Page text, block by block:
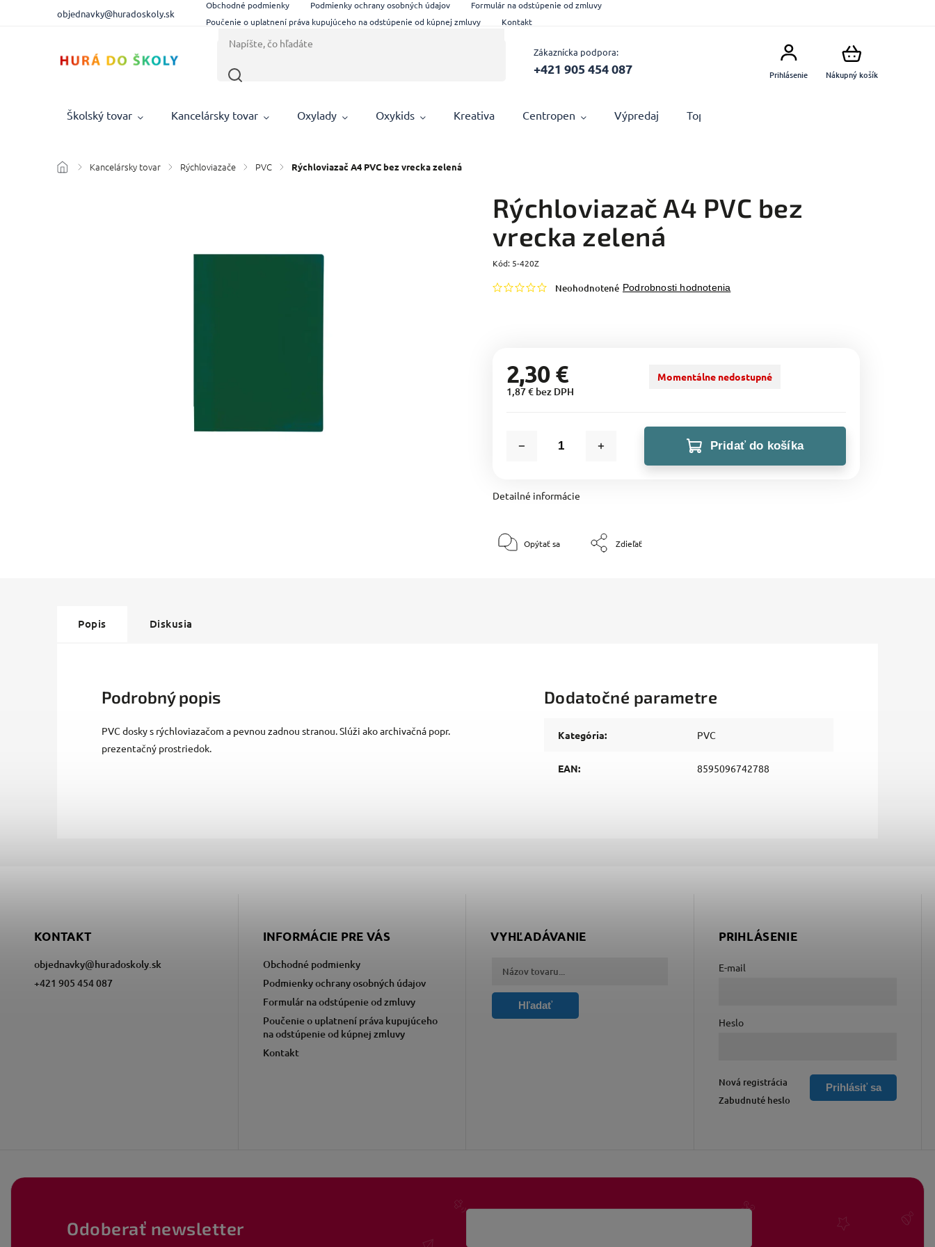
objednavky@huradoskoly.sk
Obchodné podmienky Podmienky ochrany osobných údajov
Formulár na odstúpenie od zmluvy
Poučenie o uplatnení práva kupujúceho na odstúpenie od kúpnej zmluvy
Kontakt
Zákaznícka podpora:
+421 905 454 087 Nákupný košík
Prihlásenie
Školský tovar Kancelársky tovar Oxylady Oxykids Kreativa Centropen Výpredaj Top produkty
/ Kancelársky tovar / Rýchloviazače / PVC / Rýchloviazač A4 PVC bez vrecka zelená
Rýchloviazač A4 PVC bez
vrecka zelená
Kód: 5-420Z
Neohodnotené Podrobnosti hodnotenia
2,30 €
1,87 € bez DPH
Momentálne nedostupné
Pridať do košíka
Detailné informácie
Opýtať sa Zdieľať
Popis Diskusia
Podrobný popis
PVC dosky s rýchloviazačom a pevnou zadnou stranou. Slúži ako archivačná popr.
prezentačný prostriedok.
Dodatočné parametre
Kategória: PVC
EAN: 8595096742788
KONTAKT
objednavky@huradoskoly.sk
+421 905 454 087
INFORMÁCIE PRE VÁS
Obchodné podmienky
Podmienky ochrany osobných údajov
Formulár na odstúpenie od zmluvy
Poučenie o uplatnení práva kupujúceho
na odstúpenie od kúpnej zmluvy
Kontakt
Odoberať newsletter
VYHĽADÁVANIE
Hľadať
PRIHLÁSENIE
E-mail
Heslo
Prihlásiť sa
Nová registrácia
Zabudnuté heslo